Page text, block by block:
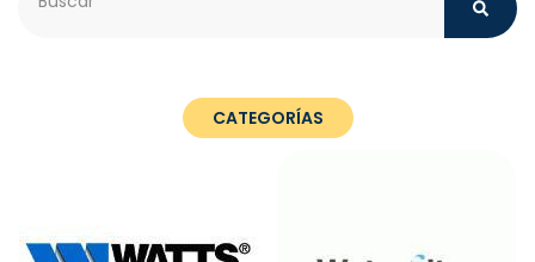
CATEGORÍAS